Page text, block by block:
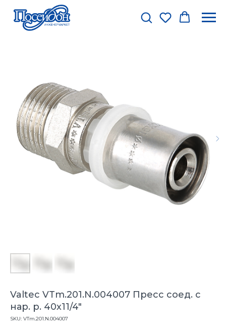
Valtec VTm.201.N.004007 Пресс соед. с
нар. р. 40х11/4"
SKU: VTm.201.N.004007